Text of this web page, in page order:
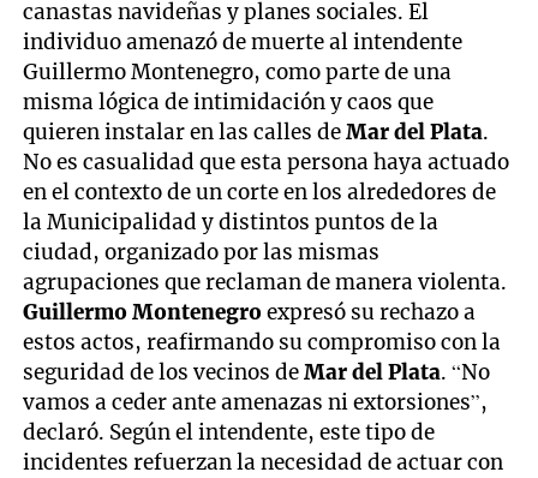
canastas navideñas y planes sociales. El
individuo amenazó de muerte al intendente
Guillermo Montenegro, como parte de una
misma lógica de intimidación y caos que
quieren instalar en las calles deMar del Plata.
No es casualidad que esta persona haya actuado
en el contexto de un corte en los alrededores de
la Municipalidad y distintos puntos de la
ciudad, organizado por las mismas
agrupaciones que reclaman de manera violenta.
Guillermo Montenegroexpresó su rechazo a
estos actos, reafirmando su compromiso con la
seguridad de los vecinos deMar del Plata. “No
vamos a ceder ante amenazas ni extorsiones”,
declaró. Según el intendente, este tipo de
incidentes refuerzan la necesidad de actuar con